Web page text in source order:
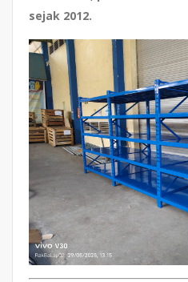
sejak 2012.